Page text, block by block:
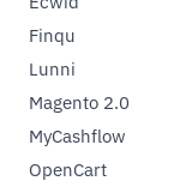
Finqu
Lunni
Magento 2.0
MyCashflow
OpenCart